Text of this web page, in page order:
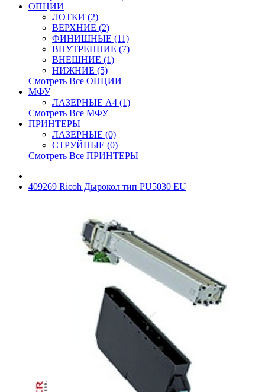
ОПЦИИ
ЛОТКИ (2)
ВЕРХНИЕ (2)
ФИНИШНЫЕ (11)
ВНУТРЕННИЕ (7)
ВНЕШНИЕ (1)
НИЖНИЕ (5)
Смотреть Все ОПЦИИ
МФУ
ЛАЗЕРНЫЕ A4 (1)
Смотреть Все МФУ
ПРИНТЕРЫ
ЛАЗЕРНЫЕ (0)
СТРУЙНЫЕ (0)
Смотреть Все ПРИНТЕРЫ
409269 Ricoh Дырокол тип PU5030 EU